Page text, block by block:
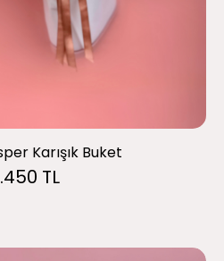
Karışık Buket
TL